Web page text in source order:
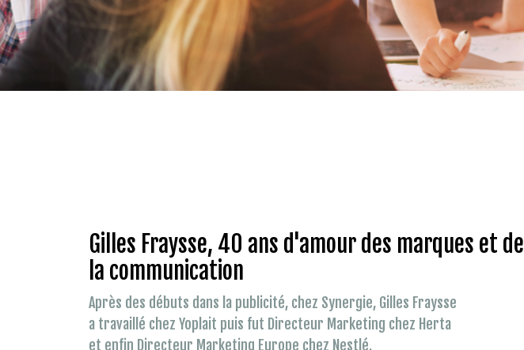
Gilles Fraysse, 40 ans d'amour des marques et de
la communication
Après des débuts dans la publicité, chez Synergie, Gilles Fraysse
a travaillé chez Yoplait puis fut Directeur Marketing chez Herta
et enfin Directeur Marketing Europe chez Nestlé.